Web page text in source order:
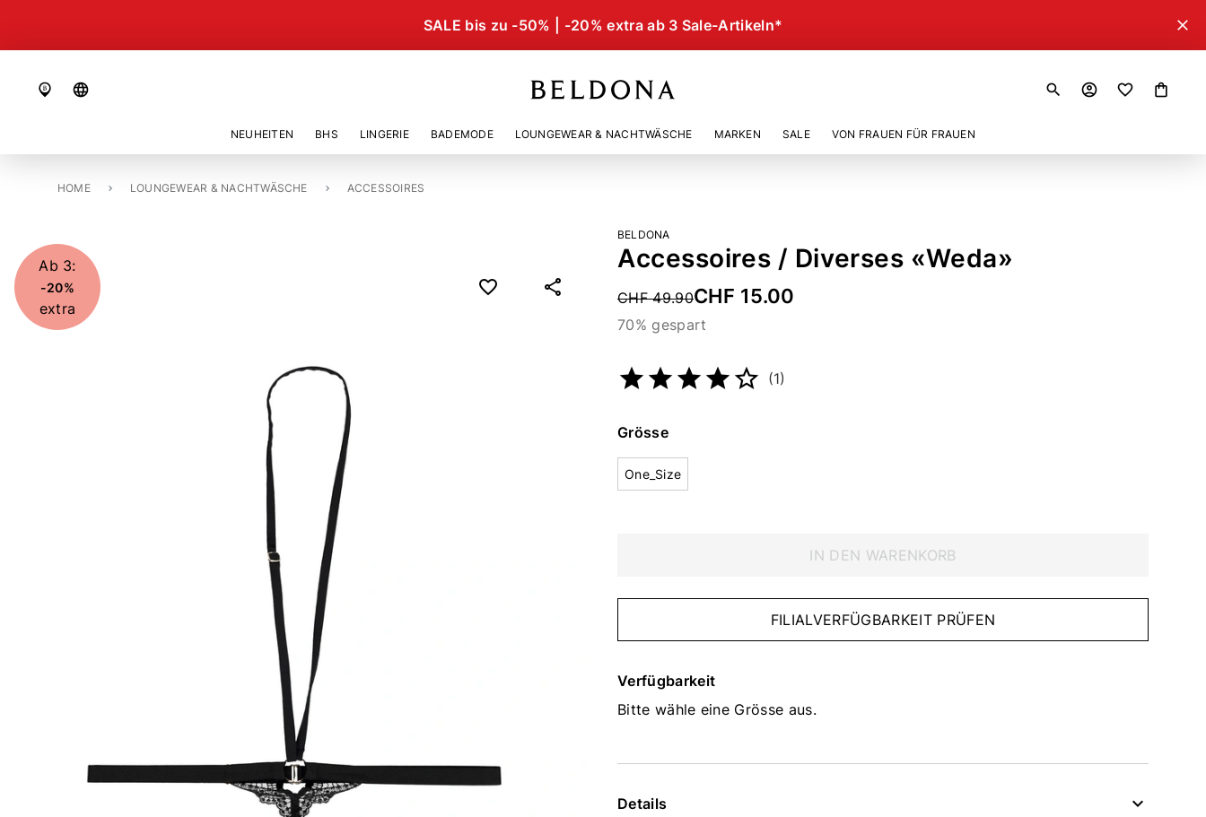
SALE bis zu -50% | -20% extra ab 3 Sale-Artikeln* close
language search account_circle shopping_bag
NEUHEITEN BHS LINGERIE BADEMODE LOUNGEWEAR & NACHTWÄSCHE MARKEN SALE VON FRAUEN FÜR FRAUEN
HOME LOUNGEWEAR & NACHTWÄSCHE ACCESSOIRES
ACCESSOIRES / DIVERSES «WEDA»
Ab 3:
-20%
extra
BELDONA
Accessoires / Diverses «Weda»
Price reduced from
CHF 49.90CHF 15.00
70% gespart
(1)
Grösse
One_Size
IN DEN WARENKORB
FILIALVERFÜGBARKEIT PRÜFEN
Verfügbarkeit
Bitte wähle eine Grösse aus.
Details